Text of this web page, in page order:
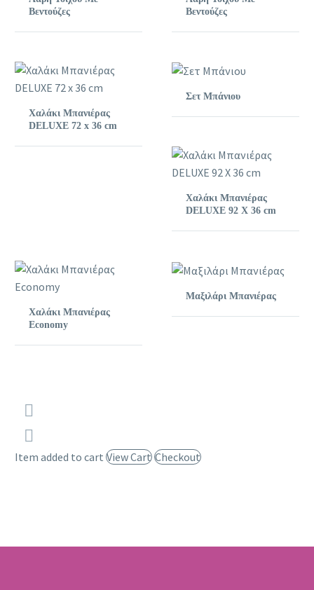
Βεντούζες
Βεντούζες
Χαλάκι Μπανιέρας
DELUXE 72 x 36 cm
Σετ Μπάνιου
Χαλάκι Μπανιέρας
DELUXE 92 X 36 cm
Χαλάκι Μπανιέρας
Economy
Μαξιλάρι Μπανιέρας
Item added to cart View Cart Checkout